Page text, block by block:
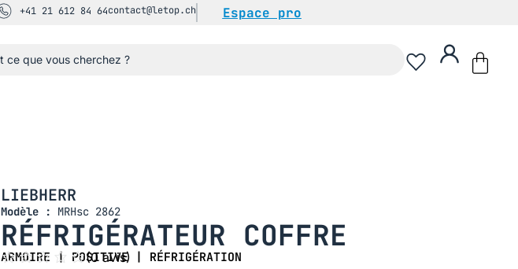
+41 21 612 84 64contact@letop.ch Espace pro
LIEBHERR
Modèle : MRHsc 2862
RÉFRIGÉRATEUR COFFRE
ARMOIRE | POSITIVE| RÉFRIGÉRATION
(0avis)